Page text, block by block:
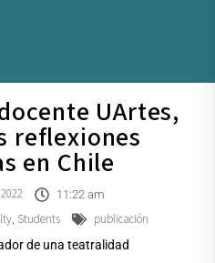
UArtes,
reflexiones
en Chile
11:22 am
, Students publicación
de una teatralidad